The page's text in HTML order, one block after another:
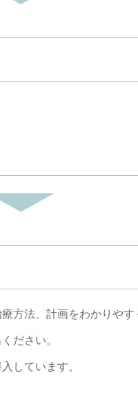
方法、計画をわかりやす
ださい。
しています。